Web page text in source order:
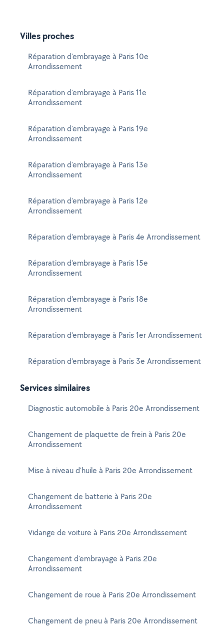
Villes proches
Réparation d'embrayage à Paris 10e
Arrondissement
Réparation d'embrayage à Paris 11e
Arrondissement
Réparation d'embrayage à Paris 19e
Arrondissement
Réparation d'embrayage à Paris 13e
Arrondissement
Réparation d'embrayage à Paris 12e
Arrondissement
Réparation d'embrayage à Paris 4e Arrondissement
Réparation d'embrayage à Paris 15e
Arrondissement
Réparation d'embrayage à Paris 18e
Arrondissement
Réparation d'embrayage à Paris 1er Arrondissement
Réparation d'embrayage à Paris 3e Arrondissement
Services similaires
Diagnostic automobile à Paris 20e Arrondissement
Changement de plaquette de frein à Paris 20e
Arrondissement
Mise à niveau d'huile à Paris 20e Arrondissement
Changement de batterie à Paris 20e
Arrondissement
Vidange de voiture à Paris 20e Arrondissement
Changement d'embrayage à Paris 20e
Arrondissement
Changement de roue à Paris 20e Arrondissement
Changement de pneu à Paris 20e Arrondissement